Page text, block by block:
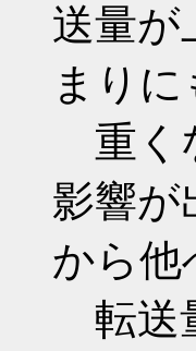
送量が
まり
重く
影響が
から他
転送